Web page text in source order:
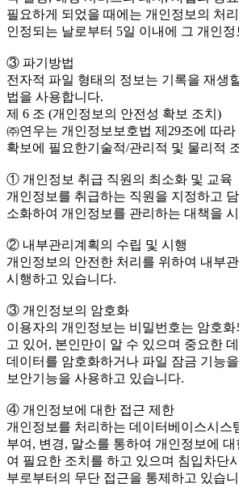
필요하게 되었을 때에는 개인정보의 처
인정되는 날로부터 5일 이내에 그 개인
③ 파기방법
전자적 파일 형태의 정보는 기록을 재생
법을 사용합니다.
제 6 조 (개인정보의 안전성 확보 조치)
㈜연우는 개인정보보호법 제29조에 따
확보에 필요한기술적/관리적 및 물리적
① 개인정보 취급 직원의 최소화 및 교육
개인정보를 취급하는 직원을 지정하고
소화하여 개인정보를 관리하는 대책을
② 내부관리계획의 수립 및 시행
개인정보의 안전한 처리를 위하여 내부
시행하고 있습니다.
③ 개인정보의 암호화
이용자의 개인정보는 비밀번호는 암호화
고 있어, 본인만이 알 수 있으며 중요한
데이터를 암호화하거나 파일 잠금 기능
보안기능을 사용하고 있습니다.
④ 개인정보에 대한 접근 제한
개인정보를 처리하는 데이터베이스시스
부여, 변경, 말소를 통하여 개인정보에
여 필요한 조치를 하고 있으며 침입차단
부로부터의 무단 접근을 통제하고 있습